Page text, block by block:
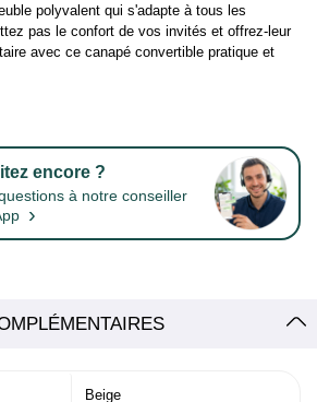
polyvalent qui s'adapte à tous les
pas le confort de vos invités et offrez-leur
avec ce canapé convertible pratique et
encore ?
à notre conseiller
›
Beige